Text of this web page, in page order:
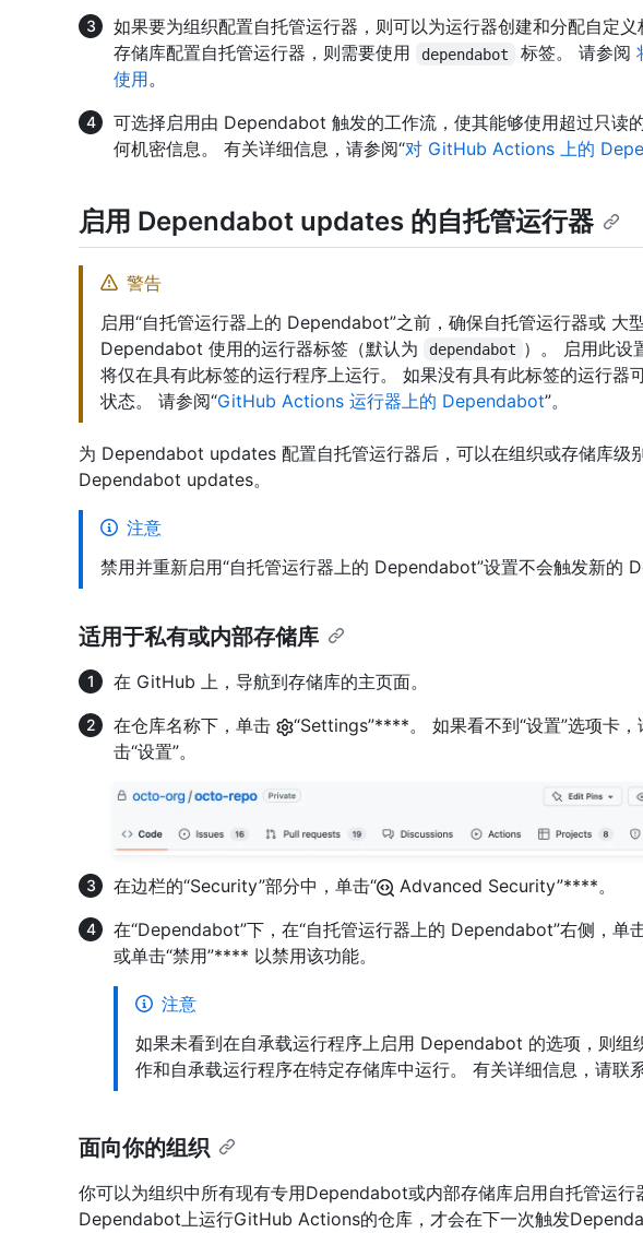
如果要为组织配置自托管运行器，则可以为运行器创建和分配自定
存储库配置自托管运行器，则需要使用
dependabot 标签。 请参阅
使用。
可选择启用由 Dependabot 触发的工作流，使其能够使用超过只读
何机密信息。 有关详细信息，请参阅“对 GitHub Actions 上的
启用 Dependabot updates 的自托管运行器
警告
启用“自托管运行器上的 Dependabot”之前，确保自托管运行器或 大
Dependabot 使用的运行器标签（默认为
dependabot ）。 启用此
将仅在具有此标签的运行程序上运行。 如果没有具有此标签的运行器
状态。 请参阅“GitHub Actions 运行器上的 Dependabot”。
为 Dependabot updates 配置自托管运行器后，可以在组织或存储库级
Dependabot updates。
注意
禁用并重新启用“自托管运行器上的 Dependabot”设置不会触发新的
适用于私有或内部存储库
在 GitHub 上，导航到存储库的主页面。
在仓库名称下，单击
“Settings”****。 如果看不到“设置”选项卡，
击“设置”。
在边栏的“Security”部分中，单击“
Advanced Security”****。
在“Dependabot”下，在“自托管运行器上的 Dependabot”右侧，单
或单击“禁用”**** 以禁用该功能。
注意
如果未看到在自承载运行程序上启用 Dependabot 的选项，则组
作和自承载运行程序在特定存储库中运行。 有关详细信息，请联
面向你的组织
你可以为组织中所有现有专用Dependabot或内部存储库启用自托管运行
Dependabot上运行GitHub Actions的仓库，才会在下一次触发